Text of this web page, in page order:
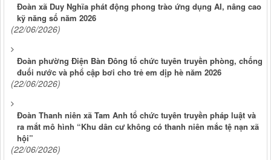
Đoàn xã Duy Nghĩa phát động phong trào ứng dụng AI, nâng cao
kỹ năng số năm 2026
(22/06/2026)
Đoàn phường Điện Bàn Đông tổ chức tuyên truyền phòng, chống
đuối nước và phổ cập bơi cho trẻ em dịp hè năm 2026
(22/06/2026)
Đoàn Thanh niên xã Tam Anh tổ chức tuyên truyền pháp luật và
ra mắt mô hình “Khu dân cư không có thanh niên mắc tệ nạn xã
hội”
(22/06/2026)